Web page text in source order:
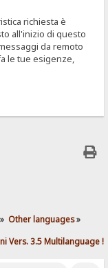
richiesta è
all'inizio di questo
da remoto
le tue esigenze,
» Other languages»
Vers. 3.5 Multilanguage !!